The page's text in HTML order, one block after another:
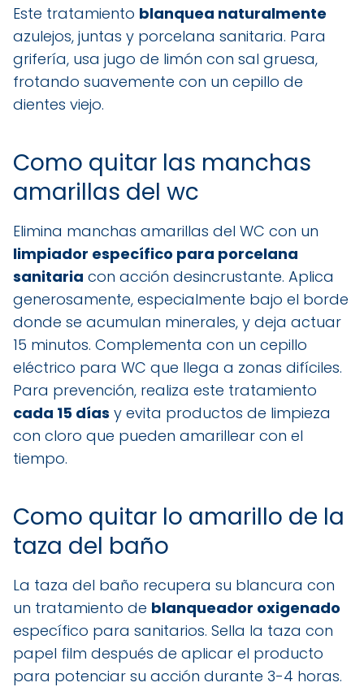
Este tratamiento blanquea naturalmente
azulejos, juntas y porcelana sanitaria. Para
grifería, usa jugo de limón con sal gruesa,
frotando suavemente con un cepillo de
dientes viejo.
Como quitar las manchas
amarillas del wc
Elimina manchas amarillas del WC con un
limpiador específico para porcelana
sanitaria con acción desincrustante. Aplica
generosamente, especialmente bajo el borde
donde se acumulan minerales, y deja actuar
15 minutos. Complementa con un cepillo
eléctrico para WC que llega a zonas difíciles.
Para prevención, realiza este tratamiento
cada 15 días y evita productos de limpieza
con cloro que pueden amarillear con el
tiempo.
Como quitar lo amarillo de la
taza del baño
La taza del baño recupera su blancura con
un tratamiento de blanqueador oxigenado
específico para sanitarios. Sella la taza con
papel film después de aplicar el producto
para potenciar su acción durante 3-4 horas.